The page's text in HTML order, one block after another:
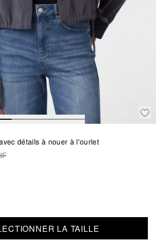
détails à nouer à l'ourlet
LA TAILLE